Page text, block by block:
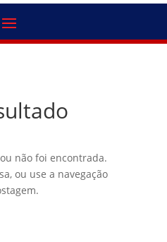
não foi encontrada.
ou use a navegação